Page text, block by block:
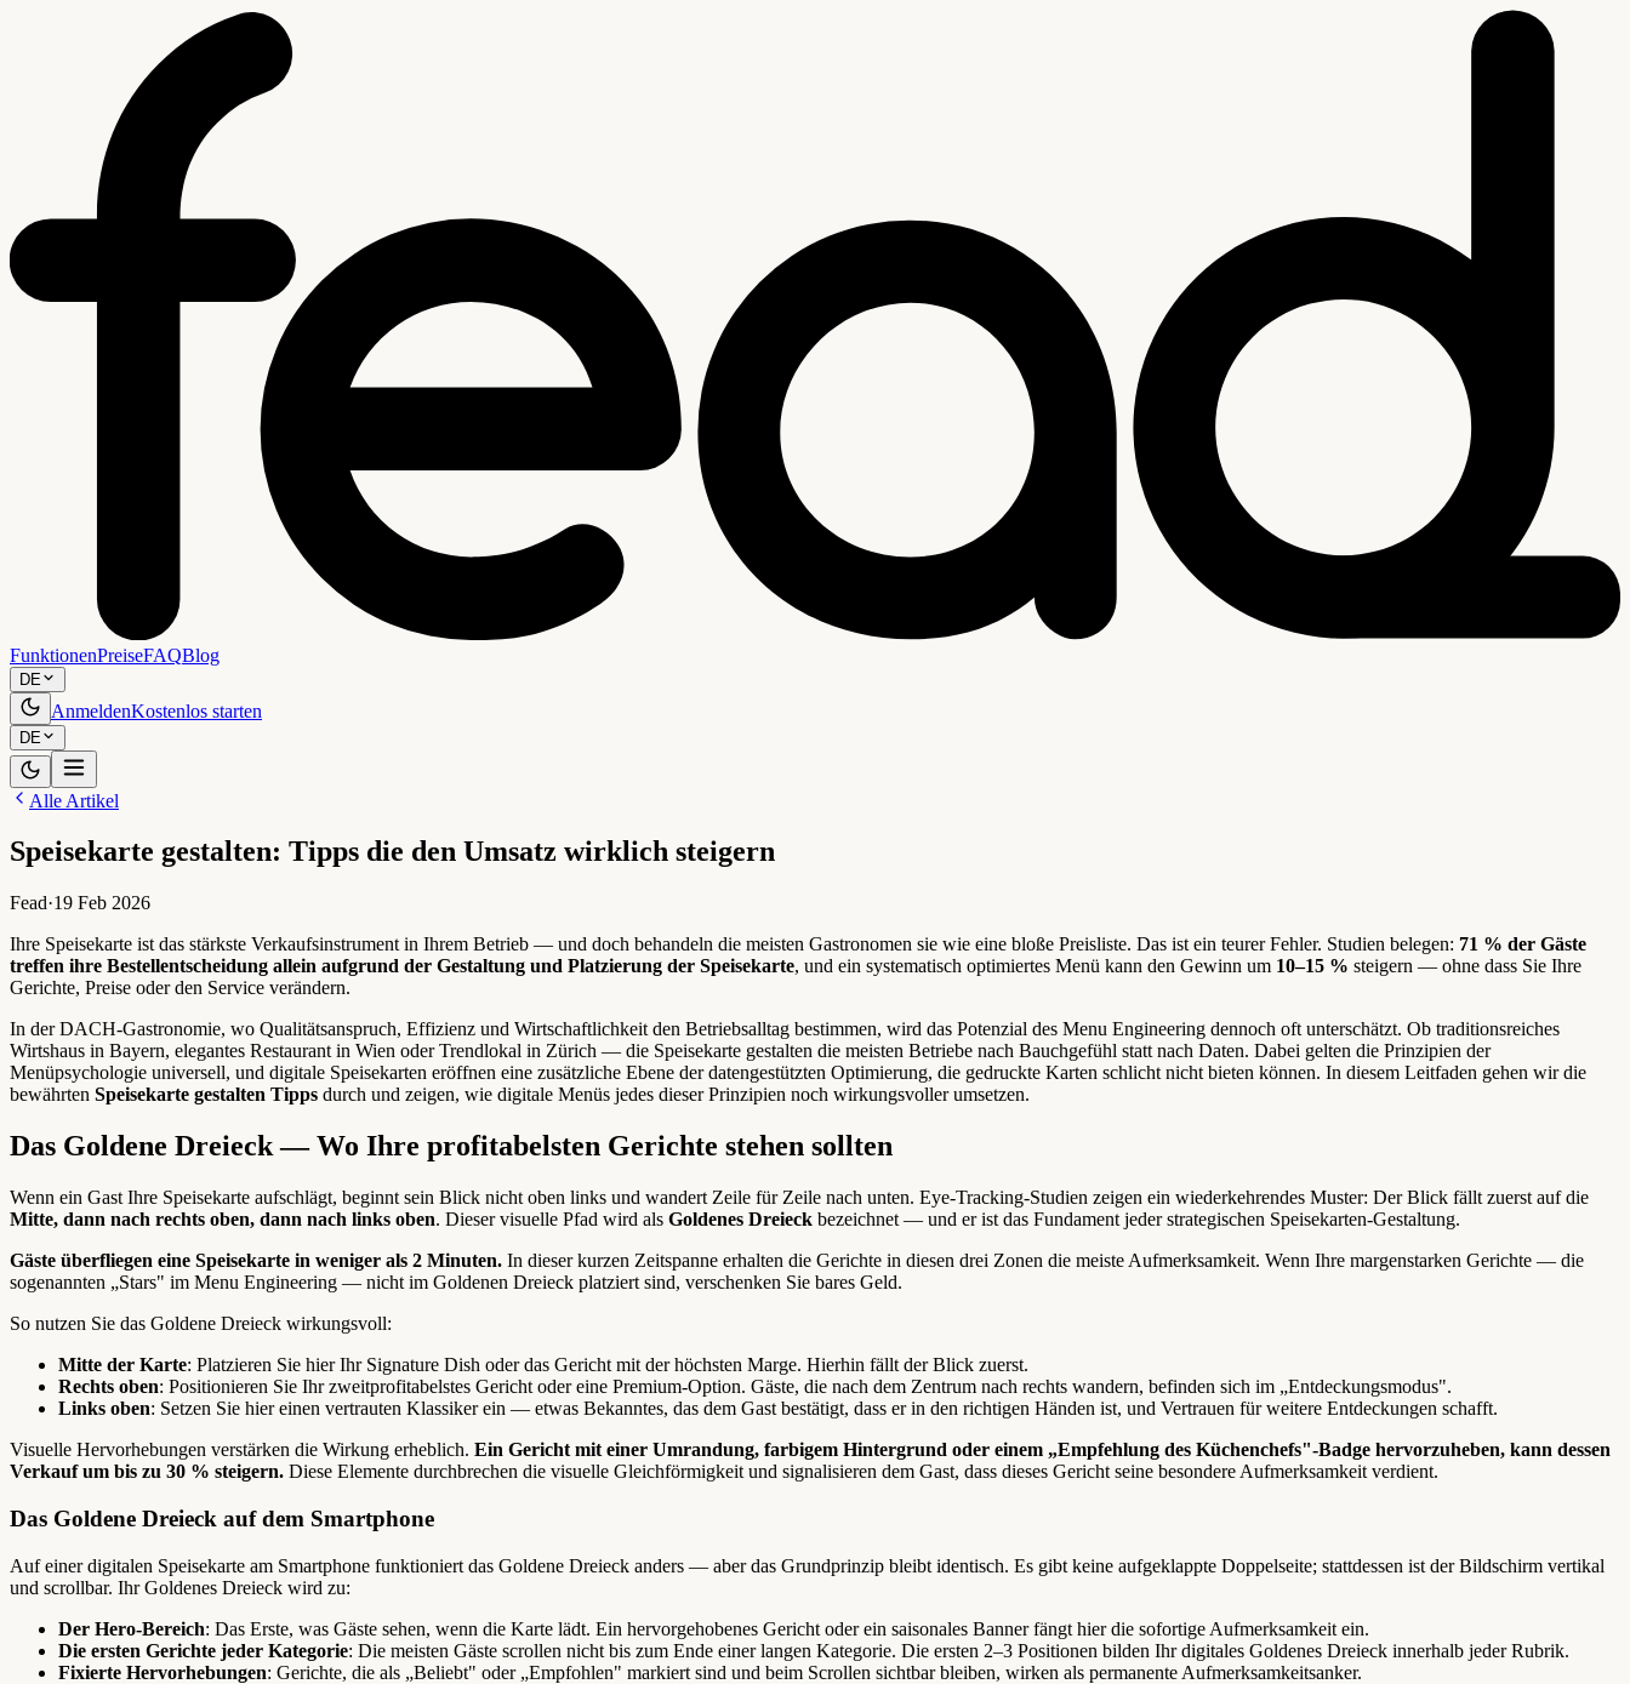
FunktionenPreiseFAQBlog
DE
AnmeldenKostenlos starten
DE
Alle Artikel
Speisekarte gestalten: Tipps die den Umsatz wirklich steigern
Fead·19 Feb 2026
Ihre Speisekarte ist das stärkste Verkaufsinstrument in Ihrem Betrieb — und doch behandeln die meisten Gastronomen sie wie eine bloße Preisliste. Das ist ein teurer Fehler. Studien belegen: 71 % der Gäste
treffen ihre Bestellentscheidung allein aufgrund der Gestaltung und Platzierung der Speisekarte, und ein systematisch optimiertes Menü kann den Gewinn um 10–15 % steigern — ohne dass Sie Ihre
Gerichte, Preise oder den Service verändern.
In der DACH-Gastronomie, wo Qualitätsanspruch, Effizienz und Wirtschaftlichkeit den Betriebsalltag bestimmen, wird das Potenzial des Menu Engineering dennoch oft unterschätzt. Ob traditionsreiches
Wirtshaus in Bayern, elegantes Restaurant in Wien oder Trendlokal in Zürich — die Speisekarte gestalten die meisten Betriebe nach Bauchgefühl statt nach Daten. Dabei gelten die Prinzipien der
Menüpsychologie universell, und digitale Speisekarten eröffnen eine zusätzliche Ebene der datengestützten Optimierung, die gedruckte Karten schlicht nicht bieten können. In diesem Leitfaden gehen wir die
bewährten Speisekarte gestalten Tipps durch und zeigen, wie digitale Menüs jedes dieser Prinzipien noch wirkungsvoller umsetzen.
Das Goldene Dreieck — Wo Ihre profitabelsten Gerichte stehen sollten
Wenn ein Gast Ihre Speisekarte aufschlägt, beginnt sein Blick nicht oben links und wandert Zeile für Zeile nach unten. Eye-Tracking-Studien zeigen ein wiederkehrendes Muster: Der Blick fällt zuerst auf die
Mitte, dann nach rechts oben, dann nach links oben. Dieser visuelle Pfad wird als Goldenes Dreieck bezeichnet — und er ist das Fundament jeder strategischen Speisekarten-Gestaltung.
Gäste überfliegen eine Speisekarte in weniger als 2 Minuten. In dieser kurzen Zeitspanne erhalten die Gerichte in diesen drei Zonen die meiste Aufmerksamkeit. Wenn Ihre margenstarken Gerichte — die
sogenannten „Stars" im Menu Engineering — nicht im Goldenen Dreieck platziert sind, verschenken Sie bares Geld.
So nutzen Sie das Goldene Dreieck wirkungsvoll:
Mitte der Karte: Platzieren Sie hier Ihr Signature Dish oder das Gericht mit der höchsten Marge. Hierhin fällt der Blick zuerst.
Rechts oben: Positionieren Sie Ihr zweitprofitabelstes Gericht oder eine Premium-Option. Gäste, die nach dem Zentrum nach rechts wandern, befinden sich im „Entdeckungsmodus".
Links oben: Setzen Sie hier einen vertrauten Klassiker ein — etwas Bekanntes, das dem Gast bestätigt, dass er in den richtigen Händen ist, und Vertrauen für weitere Entdeckungen schafft.
Visuelle Hervorhebungen verstärken die Wirkung erheblich. Ein Gericht mit einer Umrandung, farbigem Hintergrund oder einem „Empfehlung des Küchenchefs"-Badge hervorzuheben, kann dessen
Verkauf um bis zu 30 % steigern. Diese Elemente durchbrechen die visuelle Gleichförmigkeit und signalisieren dem Gast, dass dieses Gericht seine besondere Aufmerksamkeit verdient.
Das Goldene Dreieck auf dem Smartphone
Auf einer digitalen Speisekarte am Smartphone funktioniert das Goldene Dreieck anders — aber das Grundprinzip bleibt identisch. Es gibt keine aufgeklappte Doppelseite; stattdessen ist der Bildschirm vertikal
und scrollbar. Ihr Goldenes Dreieck wird zu:
Der Hero-Bereich: Das Erste, was Gäste sehen, wenn die Karte lädt. Ein hervorgehobenes Gericht oder ein saisonales Banner fängt hier die sofortige Aufmerksamkeit ein.
Die ersten Gerichte jeder Kategorie: Die meisten Gäste scrollen nicht bis zum Ende einer langen Kategorie. Die ersten 2–3 Positionen bilden Ihr digitales Goldenes Dreieck innerhalb jeder Rubrik.
Fixierte Hervorhebungen: Gerichte, die als „Beliebt" oder „Empfohlen" markiert sind und beim Scrollen sichtbar bleiben, wirken als permanente Aufmerksamkeitsanker.